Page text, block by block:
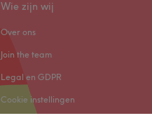
Wie zijn wij
Over ons
Join the team
Legal en GDPR
Cookie instellingen